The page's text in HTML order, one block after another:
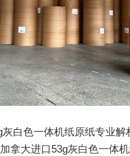
灰白色一体机纸原纸专业解
拿大进口53g灰白色一体